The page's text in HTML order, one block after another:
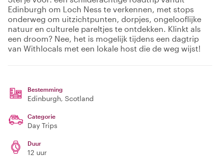
Edinburgh om Loch Ness te verkennen, met stops
onderweg om uitzichtpunten, dorpjes, ongelooflijke
natuur en culturele pareltjes te ontdekken. Klinkt als
een droom? Nee, het is mogelijk tijdens een dagtrip
van Withlocals met een lokale host die de weg wijst!
Bestemming
Edinburgh, Scotland
Categorie
Day Trips
Duur
12 uur